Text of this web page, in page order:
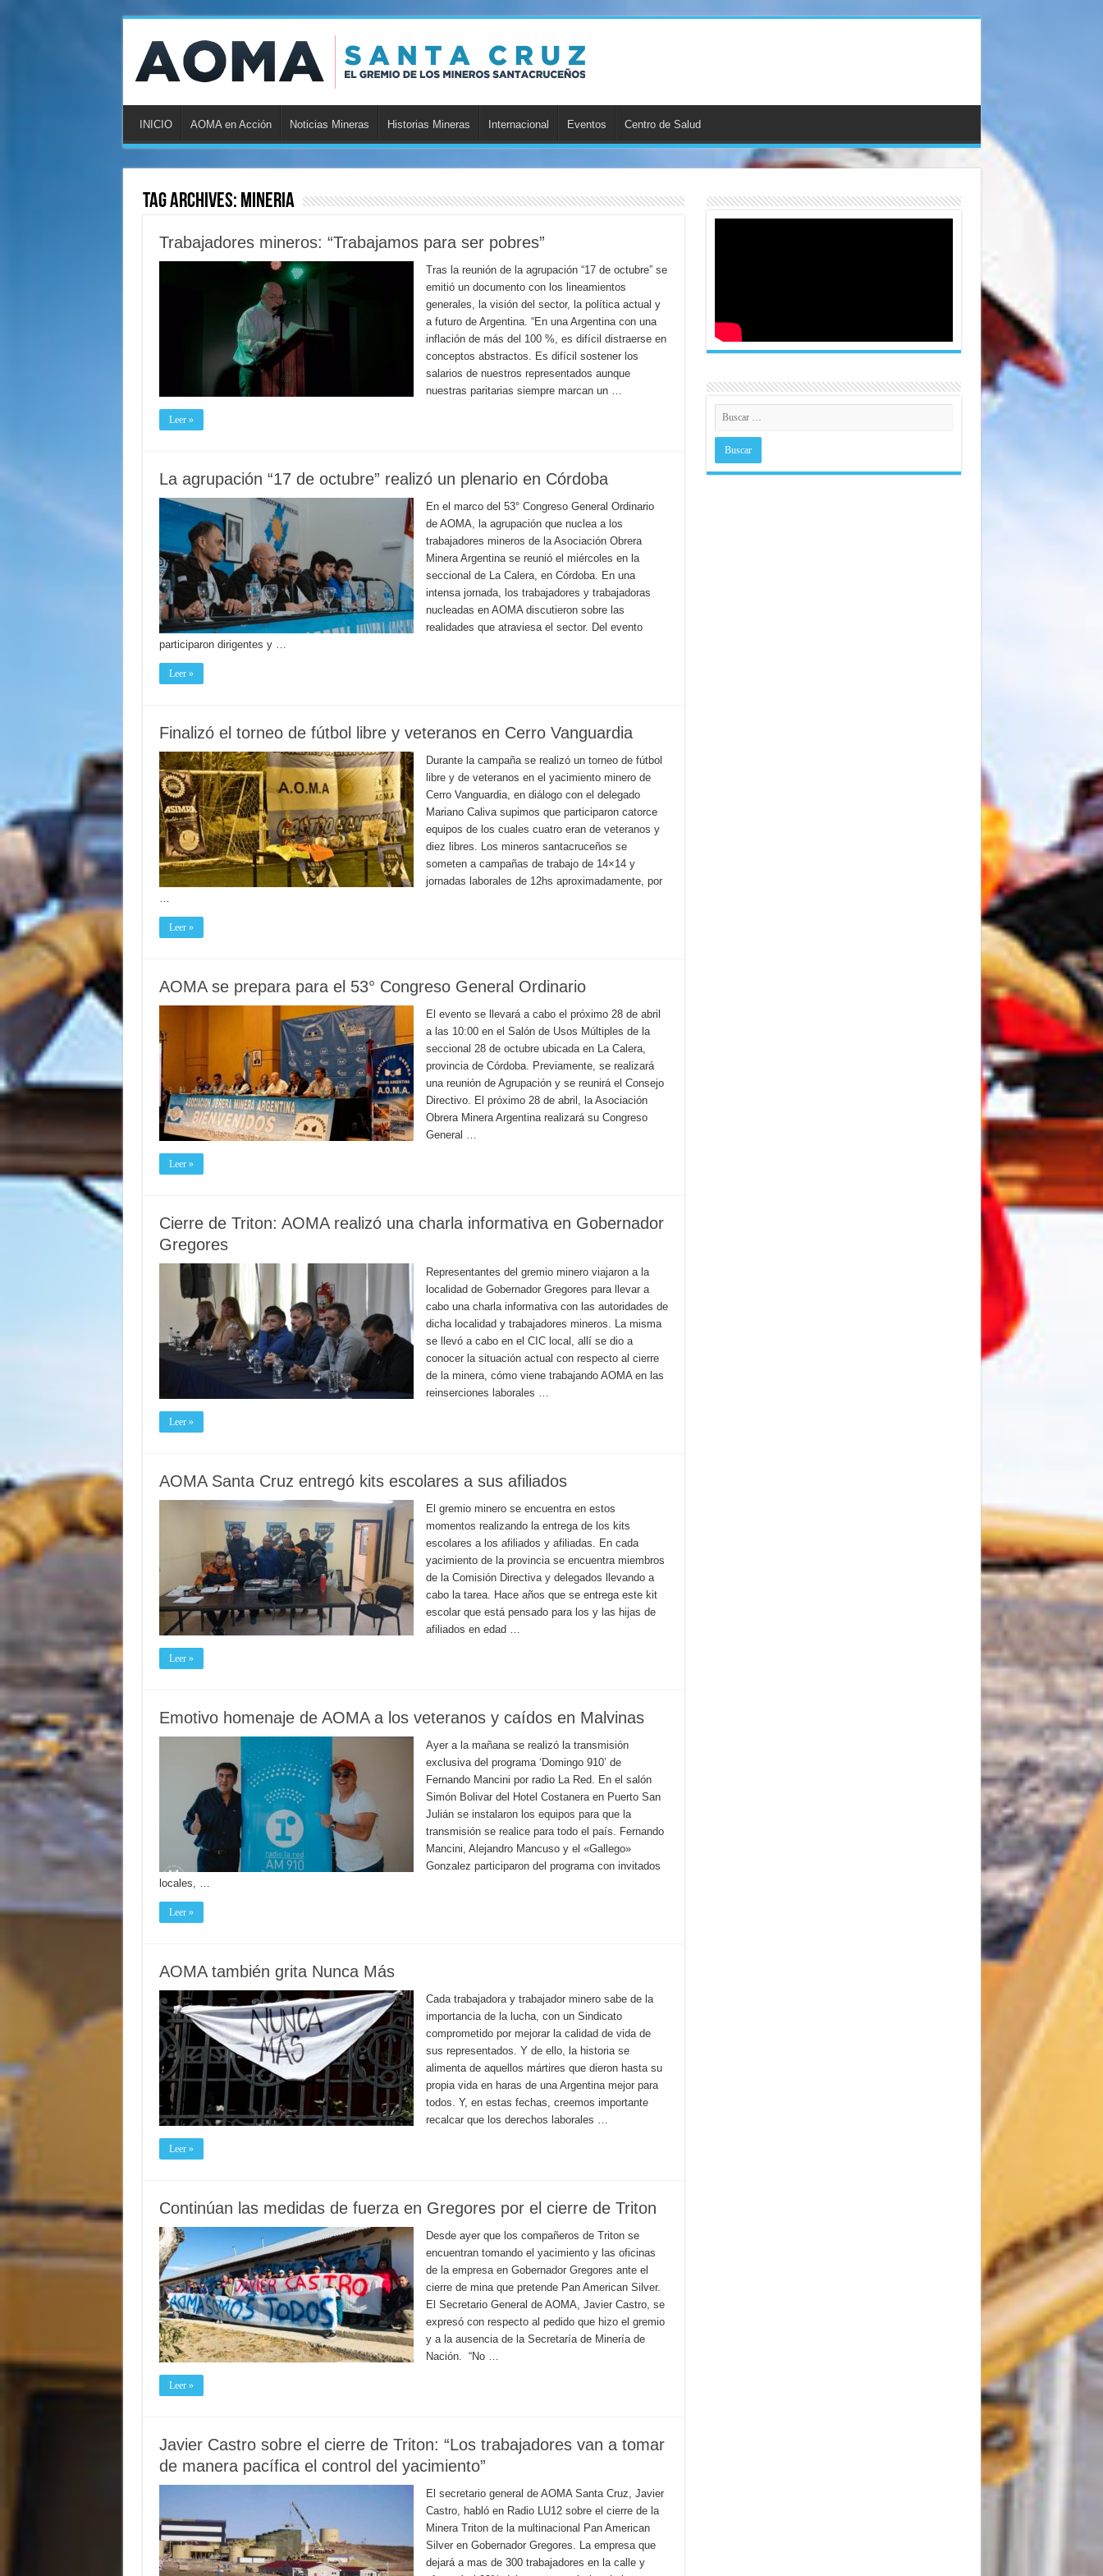
INICIO AOMA en Acción Noticias Mineras Historias Mineras Internacional Eventos Centro de Salud
Tag Archives: mineria
Trabajadores mineros: “Trabajamos para ser pobres”
Tras la reunión de la agrupación “17 de octubre” se
emitió un documento con los lineamientos
generales, la visión del sector, la política actual y
a futuro de Argentina. “En una Argentina con una
inflación de más del 100 %, es difícil distraerse en
conceptos abstractos. Es difícil sostener los
salarios de nuestros representados aunque
nuestras paritarias siempre marcan un …
Leer »
La agrupación “17 de octubre” realizó un plenario en Córdoba
En el marco del 53° Congreso General Ordinario
de AOMA, la agrupación que nuclea a los
trabajadores mineros de la Asociación Obrera
Minera Argentina se reunió el miércoles en la
seccional de La Calera, en Córdoba. En una
intensa jornada, los trabajadores y trabajadoras
nucleadas en AOMA discutieron sobre las
realidades que atraviesa el sector. Del evento
participaron dirigentes y …
Leer »
Finalizó el torneo de fútbol libre y veteranos en Cerro Vanguardia
Durante la campaña se realizó un torneo de fútbol
libre y de veteranos en el yacimiento minero de
Cerro Vanguardia, en diálogo con el delegado
Mariano Caliva supimos que participaron catorce
equipos de los cuales cuatro eran de veteranos y
diez libres. Los mineros santacruceños se
someten a campañas de trabajo de 14×14 y
jornadas laborales de 12hs aproximadamente, por
…
Leer »
AOMA se prepara para el 53° Congreso General Ordinario
El evento se llevará a cabo el próximo 28 de abril
a las 10:00 en el Salón de Usos Múltiples de la
seccional 28 de octubre ubicada en La Calera,
provincia de Córdoba. Previamente, se realizará
una reunión de Agrupación y se reunirá el Consejo
Directivo. El próximo 28 de abril, la Asociación
Obrera Minera Argentina realizará su Congreso
General …
Leer »
Cierre de Triton: AOMA realizó una charla informativa en Gobernador
Gregores
Representantes del gremio minero viajaron a la
localidad de Gobernador Gregores para llevar a
cabo una charla informativa con las autoridades de
dicha localidad y trabajadores mineros. La misma
se llevó a cabo en el CIC local, allí se dio a
conocer la situación actual con respecto al cierre
de la minera, cómo viene trabajando AOMA en las
reinserciones laborales …
Leer »
AOMA Santa Cruz entregó kits escolares a sus afiliados
El gremio minero se encuentra en estos
momentos realizando la entrega de los kits
escolares a los afiliados y afiliadas. En cada
yacimiento de la provincia se encuentra miembros
de la Comisión Directiva y delegados llevando a
cabo la tarea. Hace años que se entrega este kit
escolar que está pensado para los y las hijas de
afiliados en edad …
Leer »
Emotivo homenaje de AOMA a los veteranos y caídos en Malvinas
Ayer a la mañana se realizó la transmisión
exclusiva del programa ‘Domingo 910’ de
Fernando Mancini por radio La Red. En el salón
Simón Bolivar del Hotel Costanera en Puerto San
Julián se instalaron los equipos para que la
transmisión se realice para todo el país. Fernando
Mancini, Alejandro Mancuso y el «Gallego»
Gonzalez participaron del programa con invitados
locales, …
Leer »
AOMA también grita Nunca Más
Cada trabajadora y trabajador minero sabe de la
importancia de la lucha, con un Sindicato
comprometido por mejorar la calidad de vida de
sus representados. Y de ello, la historia se
alimenta de aquellos mártires que dieron hasta su
propia vida en haras de una Argentina mejor para
todos. Y, en estas fechas, creemos importante
recalcar que los derechos laborales …
Leer »
Continúan las medidas de fuerza en Gregores por el cierre de Triton
Desde ayer que los compañeros de Triton se
encuentran tomando el yacimiento y las oficinas
de la empresa en Gobernador Gregores ante el
cierre de mina que pretende Pan American Silver.
El Secretario General de AOMA, Javier Castro, se
expresó con respecto al pedido que hizo el gremio
y a la ausencia de la Secretaría de Minería de
Nación. “No …
Leer »
Javier Castro sobre el cierre de Triton: “Los trabajadores van a tomar
de manera pacífica el control del yacimiento”
El secretario general de AOMA Santa Cruz, Javier
Castro, habló en Radio LU12 sobre el cierre de la
Minera Triton de la multinacional Pan American
Silver en Gobernador Gregores. La empresa que
dejará a mas de 300 trabajadores en la calle y